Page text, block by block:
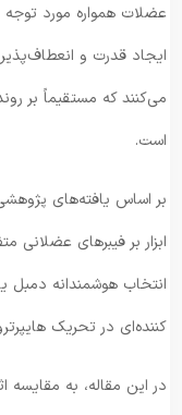
عضلات همواره مورد توجه
ایجاد قدرت و
می‌کنند که مستقیماً بر
است.
بر اساس یافته‌های
ابزار بر فیبرهای
انتخاب هوشمندانه دمبل
کننده‌ای در تحریک
در این مقاله، به مقایسه